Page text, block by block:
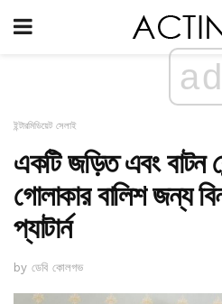
ad
ইন্টারমিডিয়েট সেলাই
একটি জড়িত এবং বাটন
গোলাকার বালিশ জন্য
প্যাটার্ন
by ডেবি কোলগভ